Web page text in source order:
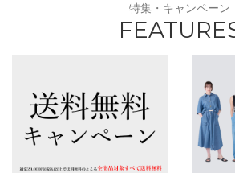
特集・キャンペーン